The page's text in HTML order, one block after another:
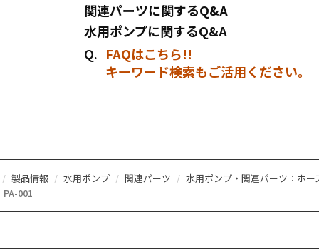
関連パーツに関するQ&A
水用ポンプに関するQ&A
FAQはこちら!!
キーワード検索もご活用ください。
製品情報 水用ポンプ 関連パーツ
水用ポンプ・関連パーツ：ホ
001